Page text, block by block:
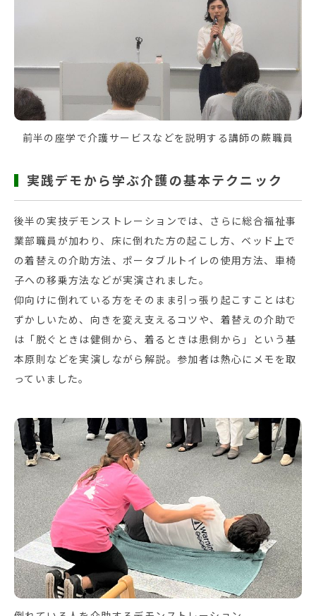
前半の座学で介護サービスなどを説明する講師の蕨職員
実践デモから学ぶ介護の基本テクニック
後半の実技デモンストレーションでは、さらに総合福祉事
業部職員が加わり、床に倒れた方の起こし方、ベッド上で
の着替えの介助方法、ポータブルトイレの使用方法、車椅
子への移乗方法などが実演されました。
仰向けに倒れている方をそのまま引っ張り起こすことはむ
ずかしいため、向きを変え支えるコツや、着替えの介助で
は「脱ぐときは健側から、着るときは患側から」という基
本原則などを実演しながら解説。参加者は熱心にメモを取
っていました。